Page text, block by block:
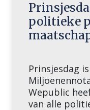
politieke
Prinsjesdag
Wepublic
van alle